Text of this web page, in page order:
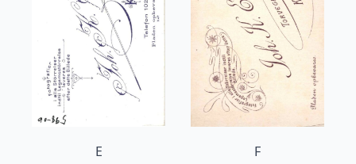
E F